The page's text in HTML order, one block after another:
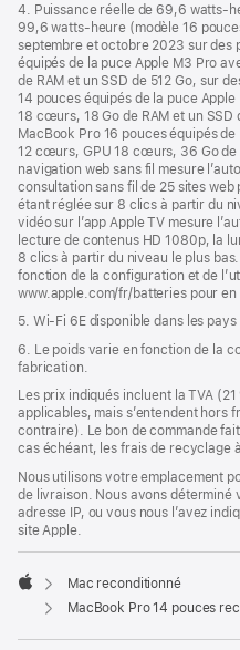
4. Puissance réelle de 69,6 watts-
99,6 watts-heure (modèle 16
septembre et octobre 2023 sur des
équipés de la puce Apple M3 Pro
de RAM et un SSD de 512 Go, sur
14 pouces équipés de la puce
18 cœurs, 18 Go de RAM et un SSD
MacBook Pro 16 pouces équipés
12 cœurs, GPU 18 cœurs, 36 Go de
navigation web sans fil mesure
consultation sans fil de 25 sites web
étant réglée sur 8 clics à partir du
vidéo sur l’app Apple TV mesure
lecture de contenus HD 1080p, la
8 clics à partir du niveau le plus
fonction de la configuration et de
www.apple.com/fr/batteries pour en
5. Wi-Fi 6E disponible dans les
6. Le poids varie en fonction de la
fabrication.
Les prix indiqués incluent la TVA
applicables, mais s’entendent hors
contraire). Le bon de commande
cas échéant, les frais de recyclage
Nous utilisons votre emplacement
de livraison. Nous avons
adresse IP, ou vous nous l’avez
site Apple.
Apple
Mac reconditionné
MacBook Pro 14 pouces reconditionné avec